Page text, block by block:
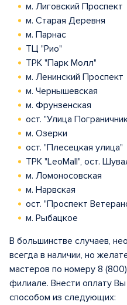
м. Лиговский Проспект
м. Старая Деревня
м. Парнас
ТЦ "Рио"
ТРК "Парк Молл"
м. Ленинский Проспект
м. Чернышевская
м. Фрунзенская
ост. "Улица
м. Озерки
ост. "Плесецкая улица"
ТРК "LeoMall", ост.
м. Ломоносовская
м. Нарвская
ост. "Проспект
м. Рыбацкое
В большинстве случаев,
всегда в наличии, но
мастеров по номеру 8
филиале. Внести оплату
способом из следующих: